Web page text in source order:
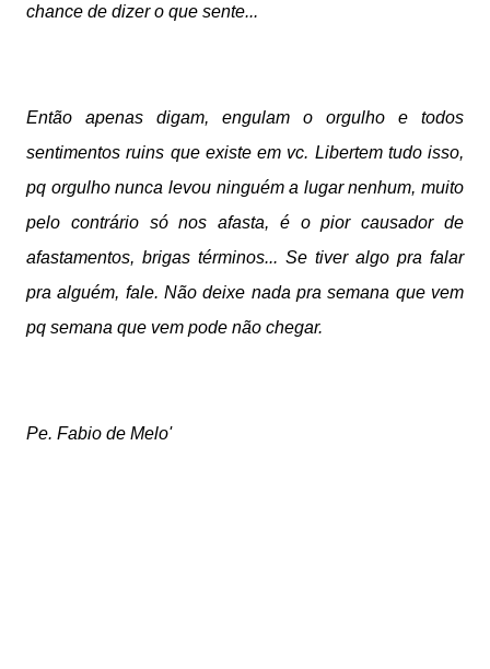
chance de dizer o que sente...
Então apenas digam, engulam o orgulho e todos
sentimentos ruins que existe em vc. Libertem tudo isso,
pq orgulho nunca levou ninguém a lugar nenhum, muito
pelo contrário só nos afasta, é o pior causador de
afastamentos, brigas términos... Se tiver algo pra falar
pra alguém, fale. Não deixe nada pra semana que vem
pq semana que vem pode não chegar.
Pe. Fabio de Melo'